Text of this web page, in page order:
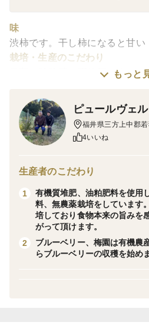
味
渋柿です。干し柿になると甘い
栽培・生産のこだわり
農薬、除除草は不使用です
農村地
品種の特徴
品種不明ですが1個大きめです
もっと
ピュールヴェ
福井県三方上中郡
4いいね
生産者のこだわり
1
有機質堆肥、油粕肥料を使用
料、無農薬栽培をしています
培しており食物本来の旨みを
がって頂けます。
2
ブルーベリー、梅園は有機農
らブルーベリーの収穫を始め